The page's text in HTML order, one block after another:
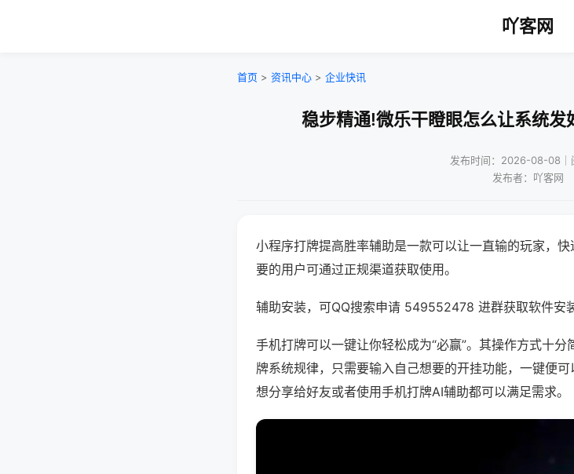
吖客网
首页 > 资讯中心 > 企业快讯
稳步精通!微乐干瞪眼怎么让系统发
发布时间：2026-08-08｜
发布者：吖客网
小程序打牌提高胜率辅助是一款可以让一直输的玩家，
要的用户可通过正规渠道获取使用。
辅助安装，可QQ搜索申请 549552478 进群获取软件安
手机打牌可以一键让你轻松成为“必赢”。其操作方式十
牌系统规律，只需要输入自己想要的开挂功能，一键便
想分享给好友或者使用手机打牌AI辅助都可以满足需求。